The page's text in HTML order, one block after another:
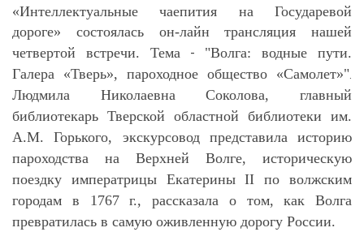
«Интеллектуальные чаепития на Государевой
дороге» состоялась он-лайн трансляция нашей
четвертой встречи. Тема - "Волга: водные пути.
Галера «Тверь», пароходное общество «Самолет»"
Людмила Николаевна Соколова, главный
библиотекарь Тверской областной библиотеки им.
А.М. Горького, экскурсовод представила историю
пароходства на Верхней Волге, историческую
поездку императрицы Екатерины II по волжским
городам в 1767 г., рассказала о том, как Волга
превратилась в самую оживленную дорогу России.